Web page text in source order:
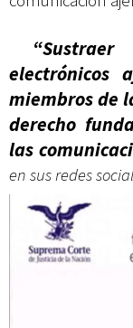
electrónicos
miembros de
derecho
las
en sus redes